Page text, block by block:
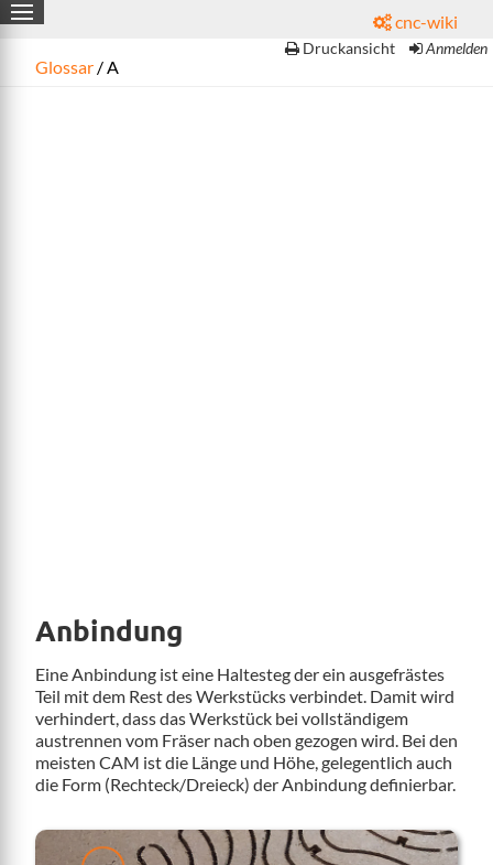
cnc-wiki
Druckansicht Anmelden
Glossar / A
Anbindung
Eine Anbindung ist eine Haltesteg der ein ausgefrästes
Teil mit dem Rest des Werkstücks verbindet. Damit wird
verhindert, dass das Werkstück bei vollständigem
austrennen vom Fräser nach oben gezogen wird. Bei den
meisten CAM ist die Länge und Höhe, gelegentlich auch
die Form (Rechteck/Dreieck) der Anbindung definierbar.